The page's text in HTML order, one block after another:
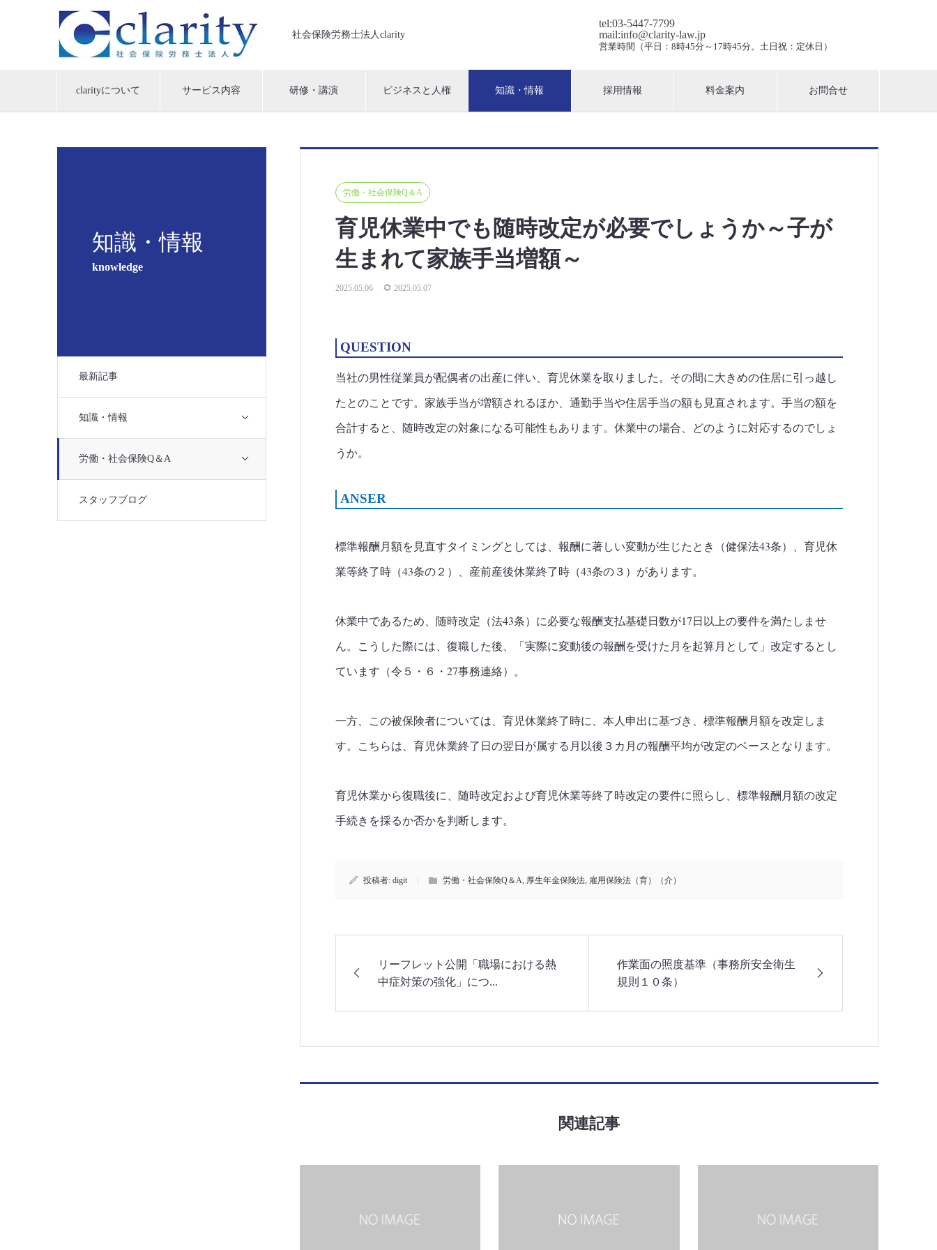
社会保険労務士法人clarity
tel:03-5447-7799
mail:info@clarity-law.jp
営業時間（平日：8時45分～17時45分。土日祝：定休日）
clarityについて サービス内容 研修・講演 ビジネスと人権 知識・情報 採用情報 料金案内 お問合せ
知識・情報
knowledge
最新記事
知識・情報
労働・社会保険Q＆A
スタッフブログ
労働・社会保険Q＆A
育児休業中でも随時改定が必要でしょうか～子が
生まれて家族手当増額～
2025.05.06 2025.05.07
QUESTION
当社の男性従業員が配偶者の出産に伴い、育児休業を取りました。その間に大きめの住居に引っ越し
たとのことです。家族手当が増額されるほか、通勤手当や住居手当の額も見直されます。手当の額を
合計すると、随時改定の対象になる可能性もあります。休業中の場合、どのように対応するのでしょ
うか。
ANSER
標準報酬月額を見直すタイミングとしては、報酬に著しい変動が生じたとき（健保法43条）、育児休
業等終了時（43条の２）、産前産後休業終了時（43条の３）があります。
休業中であるため、随時改定（法43条）に必要な報酬支払基礎日数が17日以上の要件を満たしませ
ん。こうした際には、復職した後、「実際に変動後の報酬を受けた月を起算月として」改定するとし
ています（令５・６・27事務連絡）。
一方、この被保険者については、育児休業終了時に、本人申出に基づき、標準報酬月額を改定しま
す。こちらは、育児休業終了日の翌日が属する月以後３カ月の報酬平均が改定のベースとなります。
育児休業から復職後に、随時改定および育児休業等終了時改定の要件に照らし、標準報酬月額の改定
手続きを採るか否かを判断します。
投稿者: digit 労働・社会保険Q＆A, 厚生年金保険法, 雇用保険法（育）（介）
リーフレット公開「職場における熱
中症対策の強化」につ...
作業面の照度基準（事務所安全衛生
規則１０条）
関連記事